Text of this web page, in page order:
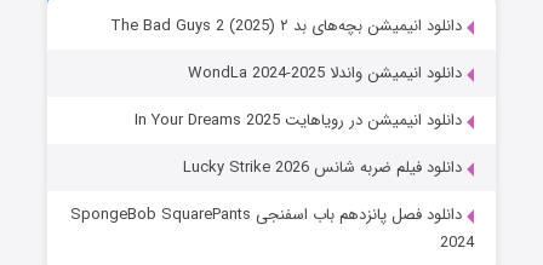
دانلود انیمیشن بچه‌های بد ۲ The Bad Guys 2 (2025)
دانلود انیمیشن واندلا WondLa 2024-2025
دانلود انیمیشن در رویاهایت In Your Dreams 2025
دانلود فیلم ضربه شانس Lucky Strike 2026
دانلود فصل پانزدهم باب اسفنجی SpongeBob SquarePants
2024